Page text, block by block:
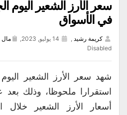
في الأسواق
كريمة رشيد مال
Disabled
استقرارا ملحوظا، وذلك بعد
أسعار الأرز الشعير خلال